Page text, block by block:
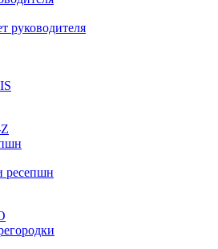
руководителя
ресепшн